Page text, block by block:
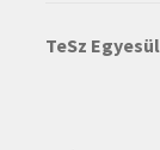
TeSz